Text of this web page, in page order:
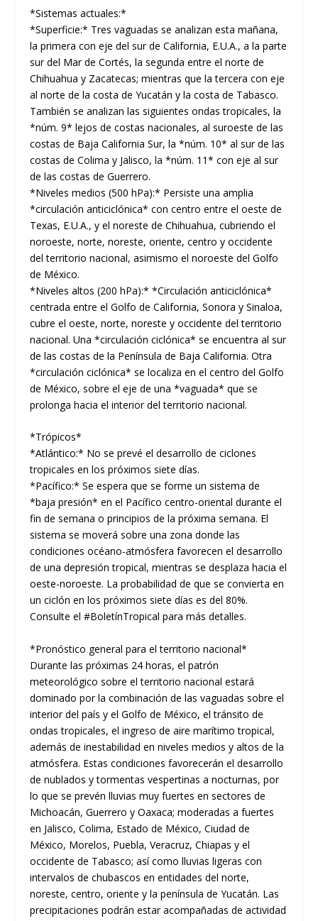
*Sistemas actuales:*
*Superficie:* Tres vaguadas se analizan esta mañana,
la primera con eje del sur de California, E.U.A., a la parte
sur del Mar de Cortés, la segunda entre el norte de
Chihuahua y Zacatecas; mientras que la tercera con eje
al norte de la costa de Yucatán y la costa de Tabasco.
También se analizan las siguientes ondas tropicales, la
*núm. 9* lejos de costas nacionales, al suroeste de las
costas de Baja California Sur, la *núm. 10* al sur de las
costas de Colima y Jalisco, la *núm. 11* con eje al sur
de las costas de Guerrero.
*Niveles medios (500 hPa):* Persiste una amplia
*circulación anticiclónica* con centro entre el oeste de
Texas, E.U.A., y el noreste de Chihuahua, cubriendo el
noroeste, norte, noreste, oriente, centro y occidente
del territorio nacional, asimismo el noroeste del Golfo
de México.
*Niveles altos (200 hPa):* *Circulación anticiclónica*
centrada entre el Golfo de California, Sonora y Sinaloa,
cubre el oeste, norte, noreste y occidente del territorio
nacional. Una *circulación ciclónica* se encuentra al sur
de las costas de la Península de Baja California. Otra
*circulación ciclónica* se localiza en el centro del Golfo
de México, sobre el eje de una *vaguada* que se
prolonga hacia el interior del territorio nacional.
*Trópicos*
*Atlántico:* No se prevé el desarrollo de ciclones
tropicales en los próximos siete días.
*Pacífico:* Se espera que se forme un sistema de
*baja presión* en el Pacífico centro-oriental durante el
fin de semana o principios de la próxima semana. El
sistema se moverá sobre una zona donde las
condiciones océano-atmósfera favorecen el desarrollo
de una depresión tropical, mientras se desplaza hacia el
oeste-noroeste. La probabilidad de que se convierta en
un ciclón en los próximos siete días es del 80%.
Consulte el #BoletínTropical para más detalles.
*Pronóstico general para el territorio nacional*
Durante las próximas 24 horas, el patrón
meteorológico sobre el territorio nacional estará
dominado por la combinación de las vaguadas sobre el
interior del país y el Golfo de México, el tránsito de
ondas tropicales, el ingreso de aire marítimo tropical,
además de inestabilidad en niveles medios y altos de la
atmósfera. Estas condiciones favorecerán el desarrollo
de nublados y tormentas vespertinas a nocturnas, por
lo que se prevén lluvias muy fuertes en sectores de
Michoacán, Guerrero y Oaxaca; moderadas a fuertes
en Jalisco, Colima, Estado de México, Ciudad de
México, Morelos, Puebla, Veracruz, Chiapas y el
occidente de Tabasco; así como lluvias ligeras con
intervalos de chubascos en entidades del norte,
noreste, centro, oriente y la península de Yucatán. Las
precipitaciones podrán estar acompañadas de actividad